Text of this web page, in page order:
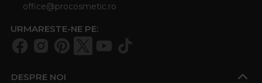
office@procosmetic.ro
URMARESTE-NE PE:
DESPRE NOI